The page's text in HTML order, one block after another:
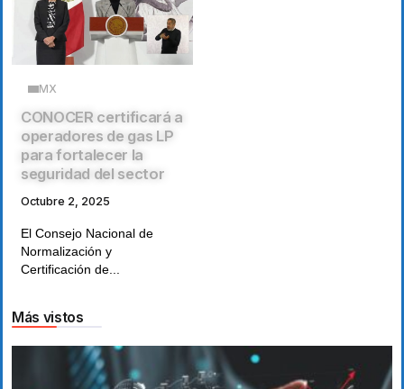
MX
CONOCER certificará a
operadores de gas LP
para fortalecer la
seguridad del sector
Octubre 2, 2025
El Consejo Nacional de
Normalización y
Certificación de...
Más vistos